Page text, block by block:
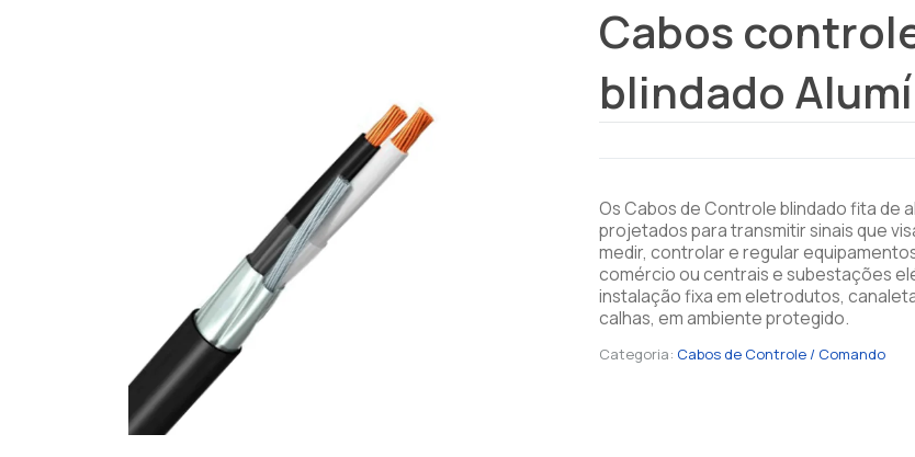
Cabos
blindado
Os Cabos de Controle blindado fita de
projetados para transmitir sinais que
medir, controlar e regular
comércio ou centrais e subestações
instalação fixa em eletrodutos,
calhas, em ambiente protegido.
Categoria: Cabos de Controle / Comando